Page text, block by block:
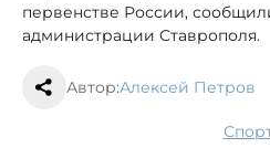
первенстве России,
администрации Ставрополя.
Автор:Алексей Петров